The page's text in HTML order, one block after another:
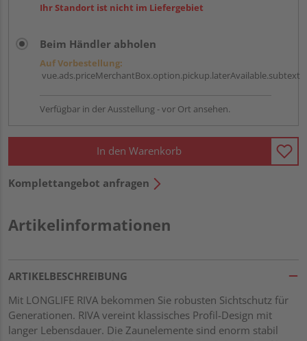
Ihr Standort ist nicht im Liefergebiet
Beim Händler abholen
Auf Vorbestellung:
vue.ads.priceMerchantBox.option.pickup.laterAvailable.subtext
Verfügbar in der Ausstellung - vor Ort ansehen.
In den Warenkorb
Komplettangebot anfragen
Artikelinformationen
ARTIKELBESCHREIBUNG
Mit LONGLIFE RIVA bekommen Sie robusten Sichtschutz für
Generationen. RIVA vereint klassisches Profil-Design mit
langer Lebensdauer. Die Zaunelemente sind enorm stabil